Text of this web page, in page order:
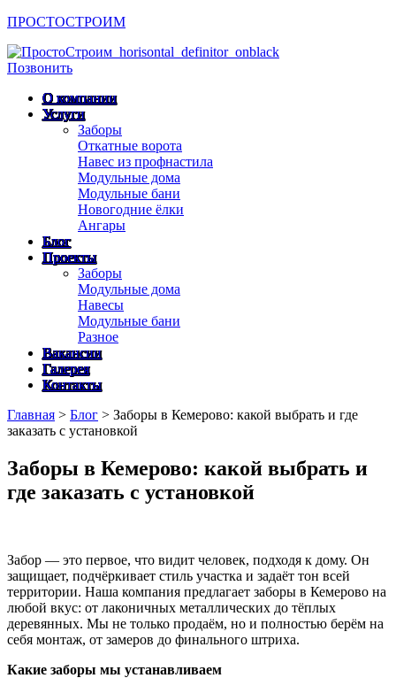
ПРОСТОСТРОИМ
Menu
Позвонить
О компании
Услуги
Заборы
Откатные ворота
Навес из профнастила
Модульные дома
Модульные бани
Новогодние ёлки
Ангары
Блог
Проекты
Заборы
Модульные дома
Навесы
Модульные бани
Разное
Вакансии
Галерея
Контакты
Главная > Блог > Заборы в Кемерово: какой выбрать и где
заказать с установкой
Заборы в Кемерово: какой выбрать и
где заказать с установкой
Забор — это первое, что видит человек, подходя к дому. Он
защищает, подчёркивает стиль участка и задаёт тон всей
территории. Наша компания предлагает заборы в Кемерово на
любой вкус: от лаконичных металлических до тёплых
деревянных. Мы не только продаём, но и полностью берём на
себя монтаж, от замеров до финального штриха.
Какие заборы мы устанавливаем